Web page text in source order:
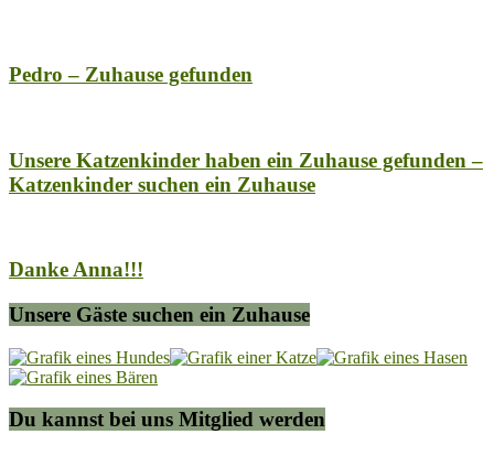
Pedro – Zuhause gefunden
Unsere Katzenkinder haben ein Zuhause gefunden –
Katzenkinder suchen ein Zuhause
Danke Anna!!!
Unsere Gäste suchen ein Zuhause
Du kannst bei uns Mitglied werden